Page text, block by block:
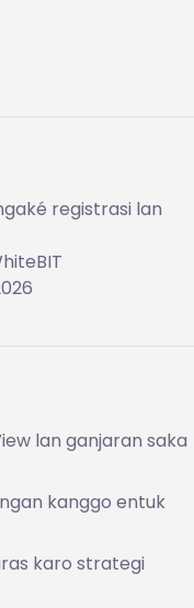
registrasi lan
lan ganjaran saka
kanggo entuk
karo strategi